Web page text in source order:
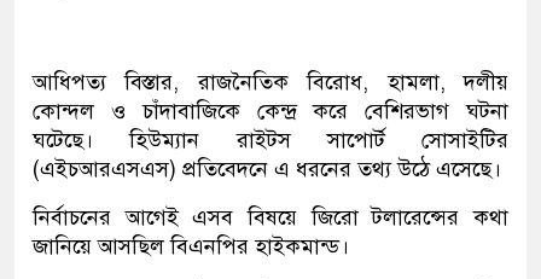
আধিপত্য বিস্তার, রাজনৈতিক বিরোধ, হামলা, দলীয়
কোন্দল ও চাঁদাবাজিকে কেন্দ্র করে বেশিরভাগ ঘটনা
ঘটেছে। হিউম্যান রাইটস সাপোর্ট সোসাইটির
(এইচআরএসএস) প্রতিবেদনে এ ধরনের তথ্য উঠে এসেছে।
নির্বাচনের আগেই এসব বিষয়ে জিরো টলারেন্সের কথা
জানিয়ে আসছিল বিএনপির হাইকমান্ড।